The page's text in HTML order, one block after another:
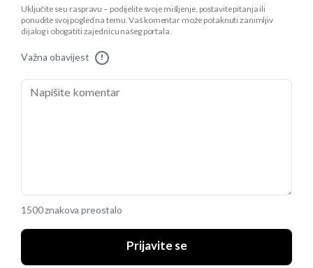
Uključite se u raspravu – podijelite svoje mišljenje, postavite pitanja ili
ponudite svoj pogled na temu. Vaš komentar može potaknuti zanimljiv
dijalog i obogatiti zajednicu našeg portala.
Važna obavijest !
1500 znakova preostalo
Prijavite se